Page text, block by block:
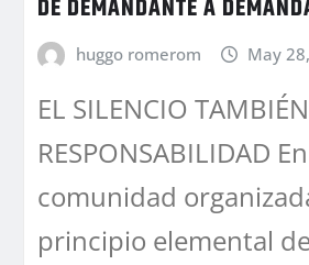
DE DEMANDANTE A
huggo romerom May
EL SILENCIO
RESPONSABILIDAD
comunidad
principio elemental